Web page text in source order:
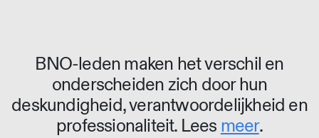
BNO-leden maken het verschil en
onderscheiden zich door hun
deskundigheid, verantwoordelijkheid en
professionaliteit. Lees meer.